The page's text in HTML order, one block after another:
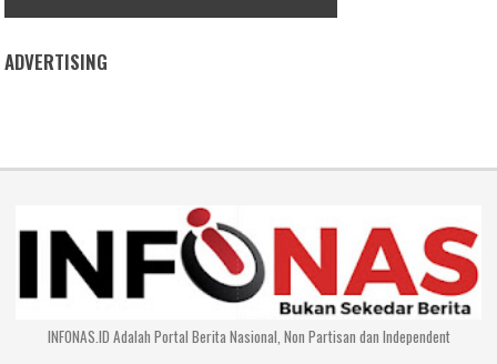
ADVERTISING
INFONAS.ID Adalah Portal Berita Nasional, Non Partisan dan Independent